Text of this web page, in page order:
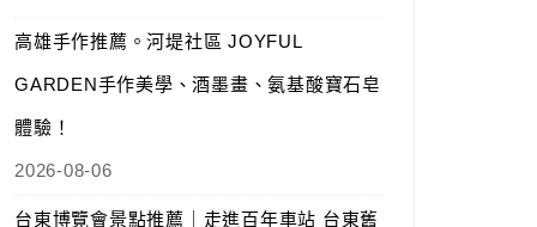
高雄手作推薦。河堤社區 JOYFUL
GARDEN手作美學、酒墨畫、氨基酸寶石皂
體驗！
2026-08-06
台東博覽會景點推薦｜走進百年車站 台東舊